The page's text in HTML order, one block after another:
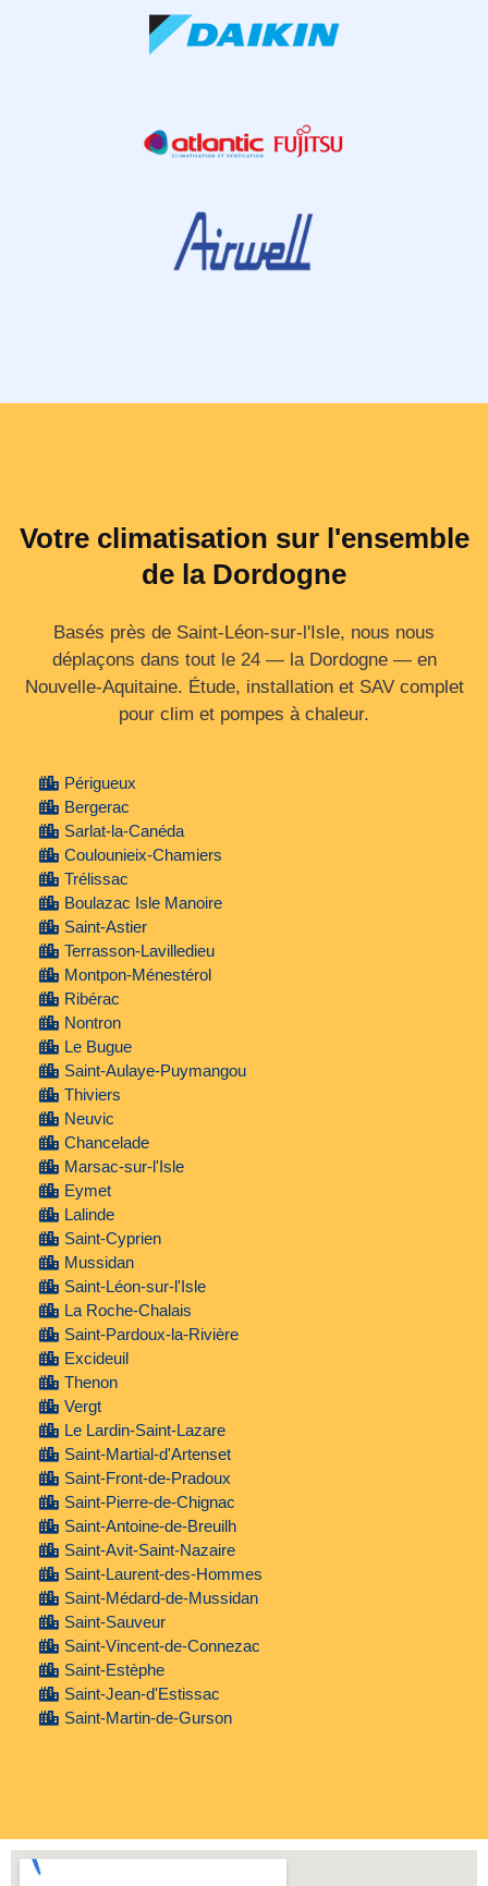
Votre climatisation sur l'ensemble
de la Dordogne
Basés près de Saint-Léon-sur-l'Isle, nous nous
déplaçons dans tout le 24 — la Dordogne — en
Nouvelle‑Aquitaine. Étude, installation et SAV complet
pour clim et pompes à chaleur.
Périgueux
Bergerac
Sarlat-la-Canéda
Coulounieix-Chamiers
Trélissac
Boulazac Isle Manoire
Saint-Astier
Terrasson-Lavilledieu
Montpon-Ménestérol
Ribérac
Nontron
Le Bugue
Saint-Aulaye-Puymangou
Thiviers
Neuvic
Chancelade
Marsac-sur-l'Isle
Eymet
Lalinde
Saint-Cyprien
Mussidan
Saint-Léon-sur-l'Isle
La Roche-Chalais
Saint-Pardoux-la-Rivière
Excideuil
Thenon
Vergt
Le Lardin-Saint-Lazare
Saint-Martial-d'Artenset
Saint-Front-de-Pradoux
Saint-Pierre-de-Chignac
Saint-Antoine-de-Breuilh
Saint-Avit-Saint-Nazaire
Saint-Laurent-des-Hommes
Saint-Médard-de-Mussidan
Saint-Sauveur
Saint-Vincent-de-Connezac
Saint-Estèphe
Saint-Jean-d'Estissac
Saint-Martin-de-Gurson